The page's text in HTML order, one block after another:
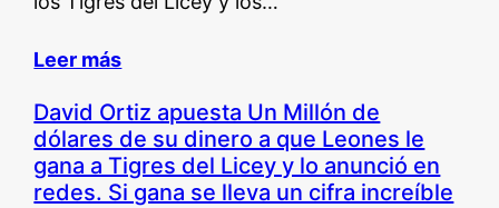
Leer más
David Ortiz apuesta Un Millón de
dólares de su dinero a que Leones le
gana a Tigres del Licey y lo anunció en
redes. Si gana se lleva un cifra increíble